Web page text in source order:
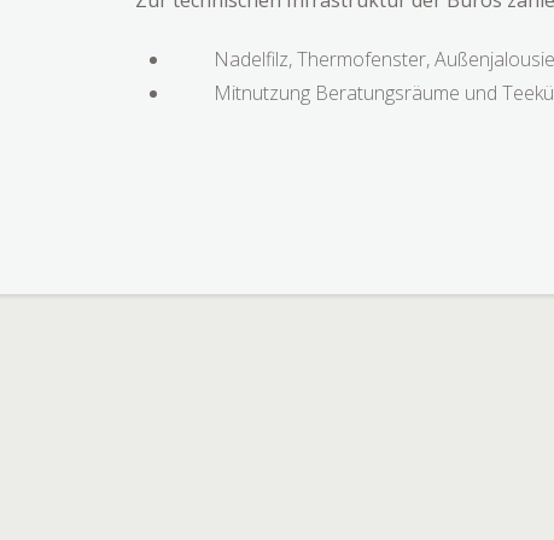
Nadelfilz, Thermofenster,
Mitnutzung Beratungsräume und